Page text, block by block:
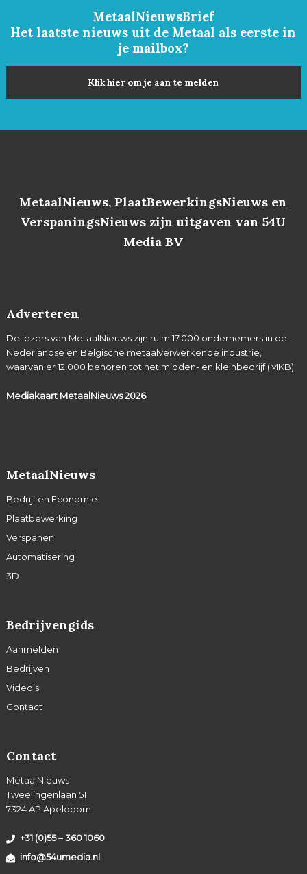
MetaalNieuwsBrief
Het laatste nieuws uit de Metaal als eerste in
je mailbox?
Klik hier om je aan te melden
MetaalNieuws, PlaatBewerkingsNieuws en
VerspaningsNieuws zijn uitgaven van 54U
Media BV
Adverteren
De lezers van MetaalNieuws zijn ruim 17.000 ondernemers in de
Nederlandse en Belgische metaalverwerkende industrie,
waarvan er 12.000 behoren tot het midden- en kleinbedrijf (MKB).
Mediakaart MetaalNieuws2026
MetaalNieuws
Bedrijf en Economie
Plaatbewerking
Verspanen
Automatisering
3D
Bedrijvengids
Aanmelden
Bedrijven
Video’s
Contact
Contact
MetaalNieuws
Tweelingenlaan 51
7324 AP Apeldoorn
+31 (0)55 – 360 1060
info@54umedia.nl